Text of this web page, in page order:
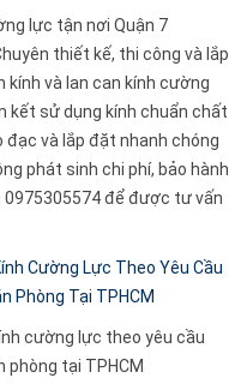
lực tận nơi Quận 7
thiết kế, thi công và lắp
kính và lan can kính cường
kết sử dụng kính chuẩn chất
đạc và lắp đặt nhanh chóng
phát sinh chi phí, bảo hành
0975305574 để được tư vấn
Cường Lực Theo Yêu Cầu
Phòng Tại TPHCM
cường lực theo yêu cầu
phòng tại TPHCM